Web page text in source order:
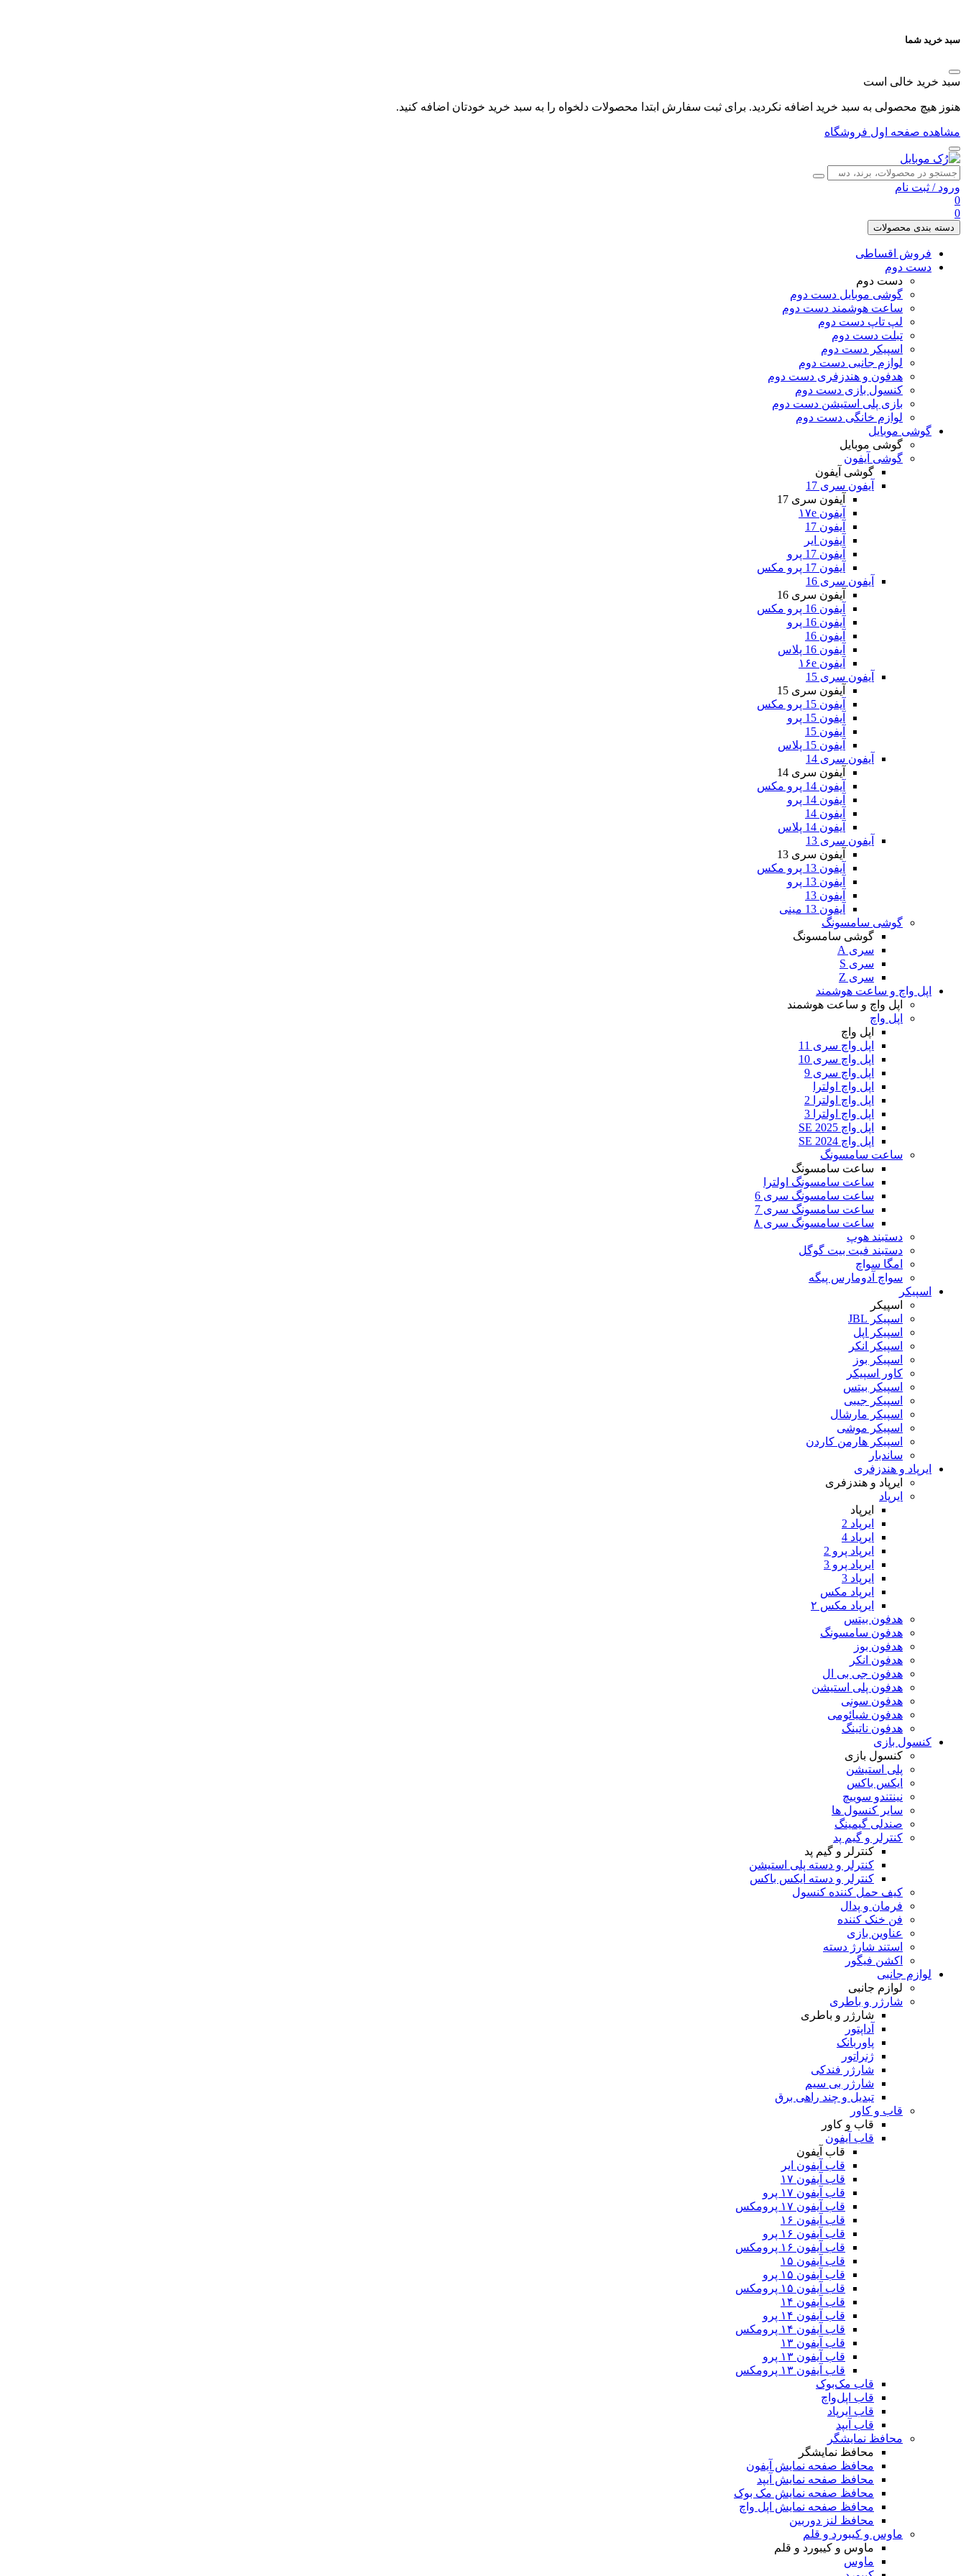
سبد خرید شما
سبد خرید خالی است
هنوز هیچ محصولی به سبد خرید اضافه نکردید. برای ثبت سفارش ابتدا محصولات دلخواه را به سبد خرید خودتان اضافه کنید.
مشاهده صفحه اول فروشگاه
ورود / ثبت نام
0
0
دسته بندی محصولات
فروش اقساطی
دست دوم
دست دوم
گوشی موبایل دست دوم
ساعت هوشمند دست دوم
لپ تاپ دست دوم
تبلت دست دوم
اسپیکر دست دوم
لوازم جانبی دست دوم
هدفون و هندزفری دست دوم
کنسول بازی دست دوم
بازی پلی استیشن دست دوم
لوازم خانگی دست دوم
گوشی موبایل
گوشی موبایل
گوشی آیفون
گوشی آیفون
آیفون سری 17
آیفون سری 17
آیفون ۱۷e
آیفون 17
آیفون ایر
آیفون 17 پرو
آیفون 17 پرو مکس
آیفون سری 16
آیفون سری 16
آیفون 16 پرو مکس
آیفون 16 پرو
آیفون 16
آیفون 16 پلاس
آیفون ۱۶e
آیفون سری 15
آیفون سری 15
آیفون 15 پرو مکس
آیفون 15 پرو
آیفون 15
آیفون 15 پلاس
آیفون سری 14
آیفون سری 14
آیفون 14 پرو مکس
آیفون 14 پرو
آیفون 14
آیفون 14 پلاس
آیفون سری 13
آیفون سری 13
آیفون 13 پرو مکس
آیفون 13 پرو
آیفون 13
آیفون 13 مینی
گوشی سامسونگ
گوشی سامسونگ
سری A
سری S
سری Z
اپل واچ و ساعت هوشمند
اپل واچ و ساعت هوشمند
اپل واچ
اپل واچ
اپل واچ سری 11
اپل واچ سری 10
اپل واچ سری 9
اپل واچ اولترا
اپل واچ اولترا 2
اپل واچ اولترا 3
اپل واچ SE 2025
اپل واچ SE 2024
ساعت سامسونگ
ساعت سامسونگ
ساعت سامسونگ اولترا
ساعت سامسونگ سری 6
ساعت سامسونگ سری 7
ساعت سامسونگ سری ۸
دستبند هوپ
دستبند فیت بیت گوگل
امگا سواچ
سواچ آدومارس پیگه
اسپیکر
اسپیکر
اسپیکر JBL
اسپیکر اپل
اسپیکر انکر
اسپیکر بوز
کاور اسپیکر
اسپیکر بیتس
اسپیکر جیبی
اسپیکر مارشال
اسپیکر موشی
اسپیکر هارمن کاردن
ساندبار
ایرپاد و هندزفری
ایرپاد و هندزفری
ایرپاد
ایرپاد
ایرپاد 2
ایرپاد 4
ایرپاد پرو 2
ایرپاد پرو 3
ایرپاد 3
ایرپاد مکس
ایرپاد مکس ۲
هدفون بیتس
هدفون سامسونگ
هدفون بوز
هدفون انکر
هدفون جی بی ال
هدفون پلی استیشن
هدفون سونی
هدفون شیائومی
هدفون ناتینگ
کنسول بازی
کنسول بازی
پلی استیشن
ایکس باکس
نینتندو سوییچ
سایر کنسول ها
صندلی گیمینگ
کنترلر و گیم پد
کنترلر و گیم پد
کنترلر و دسته پلی استیشن
کنترلر و دسته ایکس باکس
کیف حمل کننده کنسول
فرمان و پدال
فن خنک کننده
عناوین بازی
استند شارژ دسته
اکشن فیگور
لوازم جانبی
لوازم جانبی
شارژر و باطری
شارژر و باطری
آداپتور
پاوربانک
ژنراتور
شارژر فندکی
شارژر بی سیم
تبدیل و چند راهی برق
قاب و کاور
قاب و کاور
قاب آیفون
قاب آیفون
قاب آیفون ایر
قاب آیفون ۱۷
قاب آیفون ۱۷ پرو
قاب آیفون ۱۷ پرومکس
قاب آیفون ۱۶
قاب آیفون ۱۶ پرو
قاب آیفون ۱۶ پرومکس
قاب آیفون ۱۵
قاب آیفون ۱۵ پرو
قاب آیفون ۱۵ پرومکس
قاب آیفون ۱۴
قاب آیفون ۱۴ پرو
قاب آیفون ۱۴ پرومکس
قاب آیفون ۱۳
قاب آیفون ۱۳ پرو
قاب آیفون ۱۳ پرومکس
قاب مک‌بوک
قاب اپل‌واچ
قاب ایرپاد
قاب آیپد
محافظ نمایشگر
محافظ نمایشگر
محافظ صفحه نمایش آیفون
محافظ صفحه نمایش آیپد
محافظ صفحه نمایش مک بوک
محافظ صفحه نمایش اپل واچ
محافظ لنز دوربین
ماوس و کیبورد و قلم
ماوس و کیبورد و قلم
ماوس